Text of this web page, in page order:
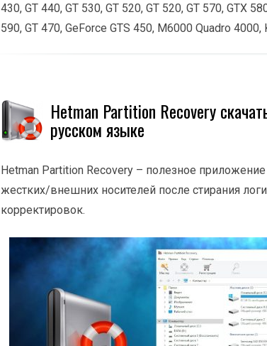
430, GT 440, GT 530, GT 520, GT 520, GT 570, GTX
590, GT 470, GeForce GTS 450, M6000 Quadro
Hetman Partition Recovery
русском языке
Hetman Partition Recovery – полезное
жестких/внешних носителей после стирания
корректировок.